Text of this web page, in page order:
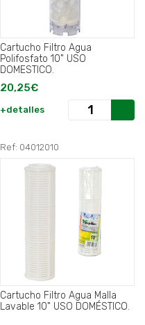
Cartucho Filtro Agua
Polifosfato 10" USO
DOMESTICO.
20,25€
+detalles
Ref: 04012010
Cartucho Filtro Agua Malla
Lavable 10" USO DOMÉSTICO.